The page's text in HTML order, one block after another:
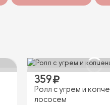
359
Ролл с угрем и
лососем